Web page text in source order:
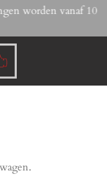
worden vanaf 10